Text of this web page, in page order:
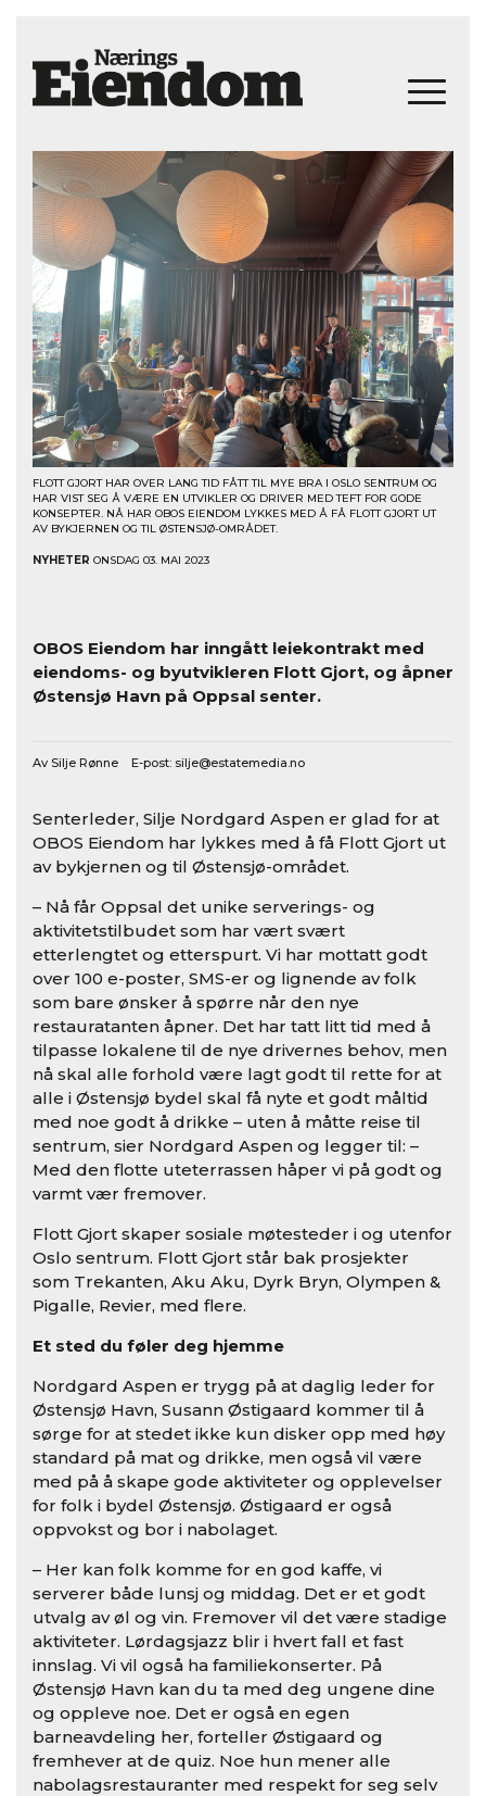
FLOTT GJORT HAR OVER LANG TID FÅTT TIL MYE BRA I OSLO SENTRUM OG
HAR VIST SEG Å VÆRE EN UTVIKLER OG DRIVER MED TEFT FOR GODE
KONSEPTER. NÅ HAR OBOS EIENDOM LYKKES MED Å FÅ FLOTT GJORT UT
AV BYKJERNEN OG TIL ØSTENSJØ-OMRÅDET.
NYHETER ONSDAG 03. MAI 2023
OBOS Eiendom har inngått leiekontrakt med
eiendoms- og byutvikleren Flott Gjort, og åpner
Østensjø Havn på Oppsal senter.
Av Silje Rønne E-post: silje@estatemedia.no
Senterleder, Silje Nordgard Aspen er glad for at
OBOS Eiendom har lykkes med å få Flott Gjort ut
av bykjernen og til Østensjø-området.
– Nå får Oppsal det unike serverings- og
aktivitetstilbudet som har vært svært
etterlengtet og etterspurt. Vi har mottatt godt
over 100 e-poster, SMS-er og lignende av folk
som bare ønsker å spørre når den nye
restauratanten åpner. Det har tatt litt tid med å
tilpasse lokalene til de nye drivernes behov, men
nå skal alle forhold være lagt godt til rette for at
alle i Østensjø bydel skal få nyte et godt måltid
med noe godt å drikke – uten å måtte reise til
sentrum, sier Nordgard Aspen og legger til: –
Med den flotte uteterrassen håper vi på godt og
varmt vær fremover.
Flott Gjort skaper sosiale møtesteder i og utenfor
Oslo sentrum. Flott Gjort står bak prosjekter
som Trekanten, Aku Aku, Dyrk Bryn, Olympen &
Pigalle, Revier, med flere.
Et sted du føler deg hjemme
Nordgard Aspen er trygg på at daglig leder for
Østensjø Havn, Susann Østigaard kommer til å
sørge for at stedet ikke kun disker opp med høy
standard på mat og drikke, men også vil være
med på å skape gode aktiviteter og opplevelser
for folk i bydel Østensjø. Østigaard er også
oppvokst og bor i nabolaget.
– Her kan folk komme for en god kaffe, vi
serverer både lunsj og middag. Det er et godt
utvalg av øl og vin. Fremover vil det være stadige
aktiviteter. Lørdagsjazz blir i hvert fall et fast
innslag. Vi vil også ha familiekonserter. På
Østensjø Havn kan du ta med deg ungene dine
og oppleve noe. Det er også en egen
barneavdeling her, forteller Østigaard og
fremhever at de quiz. Noe hun mener alle
nabolagsrestauranter med respekt for seg selv